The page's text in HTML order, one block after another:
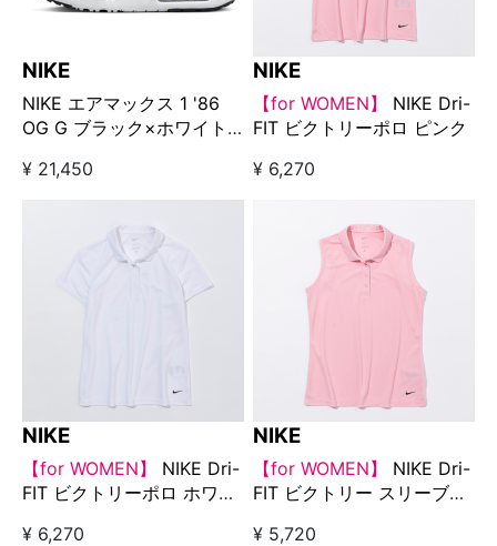
NIKE
NIKE エアマックス 1 '86
OG G ブラック×ホワイト
¥ 21,450
NIKE
【for WOMEN】
NIKE Dri-
FIT ビクトリーポロ ピンク
¥ 6,270
NIKE
【for WOMEN】
NIKE Dri-
FIT ビクトリーポロ ホワイ
¥ 6,270
NIKE
【for WOMEN】
NIKE Dri-
FIT ビクトリー スリーブレ
¥ 5,720